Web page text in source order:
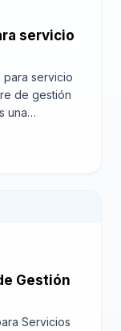
servicio
para servicio
de gestión
una
de tareas
Gestión
Servicios